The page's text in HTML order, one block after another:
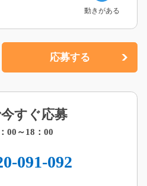
動きがある
応募する
すぐ応募
00～18：00
091-092